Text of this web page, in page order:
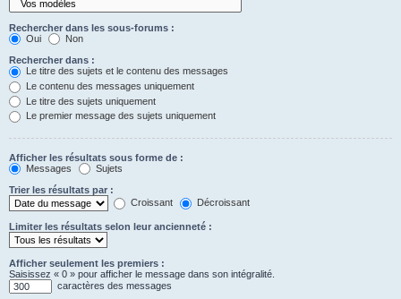
Rechercher dans les sous-forums :
Oui
Non
Rechercher dans :
Le titre des sujets et le contenu des messages
Le contenu des messages uniquement
Le titre des sujets uniquement
Le premier message des sujets uniquement
Afficher les résultats sous forme de :
Messages
Sujets
Trier les résultats par :
Croissant
Décroissant
Limiter les résultats selon leur ancienneté :
Afficher seulement les premiers :
Saisissez « 0 » pour afficher le message dans son intégralité.
caractères des messages